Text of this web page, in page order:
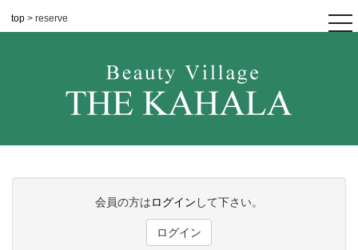
top > reserve
会員の方はログイン して下さい。
ログイン